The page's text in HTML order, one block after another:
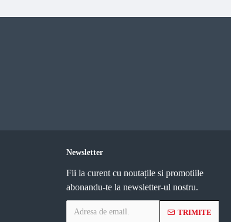
Newsletter
Fii la curent cu noutațile si promotiile
abonandu-te la newsletter-ul nostru.
TRIMITE